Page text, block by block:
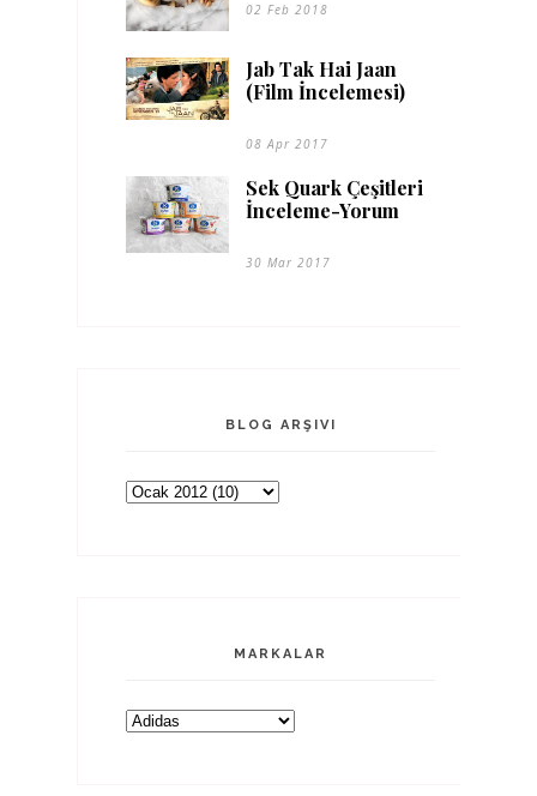
02 Feb 2018
Jab Tak Hai Jaan
(Film İncelemesi)
08 Apr 2017
Sek Quark Çeşitleri
İnceleme-Yorum
30 Mar 2017
BLOG ARŞIVI
MARKALAR